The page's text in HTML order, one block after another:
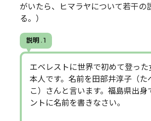
がいたら、ヒマラヤについて若干の
る。）
説明 . 1
エベレストに世界で初めて登った
本人です。名前を田部井淳子（た
こ）さんと言います。福島県出身
ントに名前を書きなさい。